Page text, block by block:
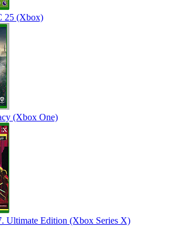
25 (Xbox)
(Xbox One)
Ultimate Edition (Xbox Series X)